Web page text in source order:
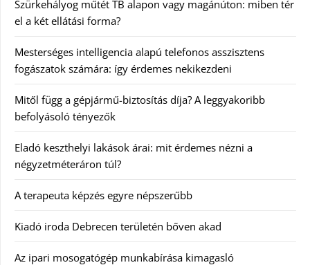
Szürkehályog műtét TB alapon vagy magánúton: miben tér
el a két ellátási forma?
Mesterséges intelligencia alapú telefonos asszisztens
fogászatok számára: így érdemes nekikezdeni
Mitől függ a gépjármű-biztosítás díja? A leggyakoribb
befolyásoló tényezők
Eladó keszthelyi lakások árai: mit érdemes nézni a
négyzetméteráron túl?
A terapeuta képzés egyre népszerűbb
Kiadó iroda Debrecen területén bőven akad
Az ipari mosogatógép munkabírása kimagasló